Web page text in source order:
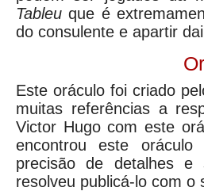
Tableu que é
do consulente e apartir
Este oráculo foi criado
muitas referências a
Victor Hugo com este
encontrou este
precisão de detalhes e
resolveu publicá-lo com o